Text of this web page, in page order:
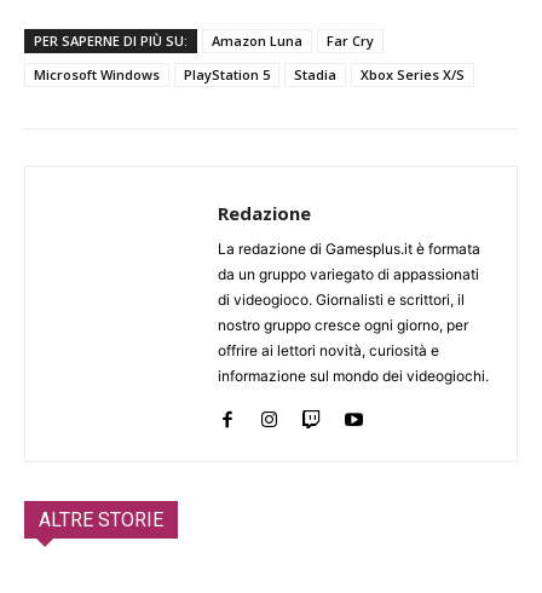
PER SAPERNE DI PIÙ SU: Amazon Luna
Far Cry
Microsoft Windows
PlayStation 5 Stadia Xbox Series X/S
Redazione
La redazione di Gamesplus.it è formata
da un gruppo variegato di appassionati
di videogioco. Giornalisti e scrittori, il
nostro gruppo cresce ogni giorno, per
offrire ai lettori novità, curiosità e
informazione sul mondo dei videogiochi.
ALTRE STORIE